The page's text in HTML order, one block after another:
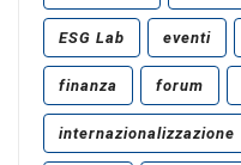
ESG Lab eventi
finanza forum
internazionalizzazione